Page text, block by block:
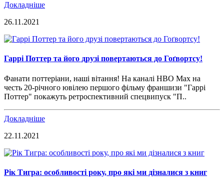
Докладніше
26.11.2021
Гаррі Поттер та його друзі повертаються до Гоґвортсу!
Фанати поттеріани, наші вітання! На каналі HBO Max на
честь 20-річного ювілею першого фільму франшизи "Гаррі
Поттер" покажуть ретроспективний спецвипуск "П..
Докладніше
22.11.2021
Рік Тигра: особливості року, про які ми дізналися з книг